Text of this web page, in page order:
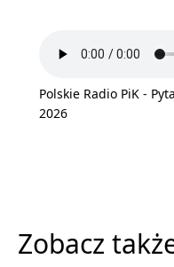
Polskie Radio PiK -
2026
Zobacz